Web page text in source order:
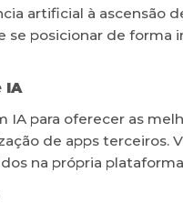
artificial à ascensão
se posicionar de forma
IA
IA para oferecer as
de apps terceiros.
na própria